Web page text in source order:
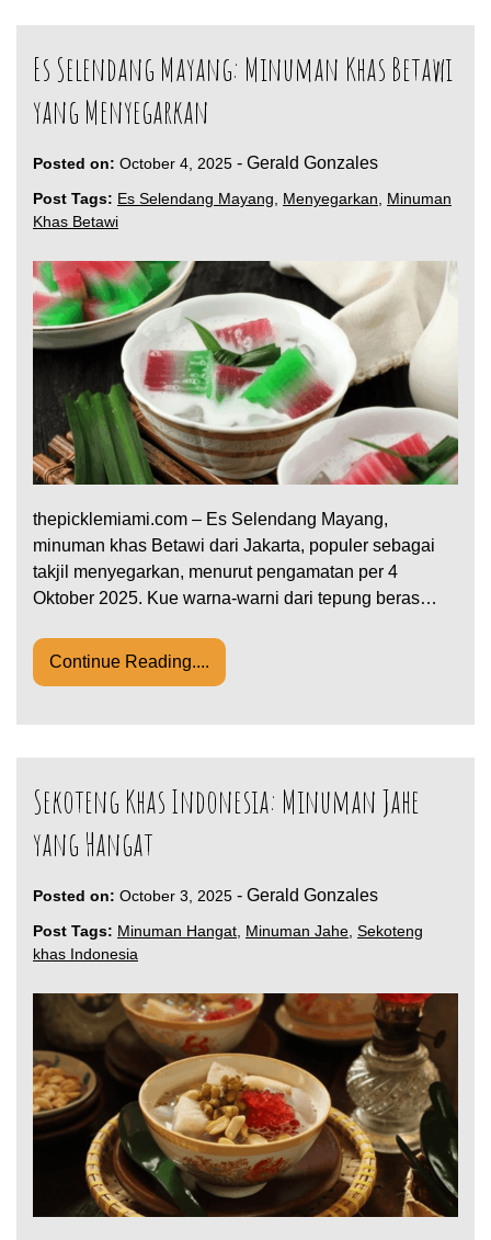
Es Selendang Mayang: Minuman Khas Betawi
yang Menyegarkan
Posted on: October 4, 2025 - Gerald Gonzales
Post Tags: Es Selendang Mayang, Menyegarkan, Minuman
Khas Betawi
thepicklemiami.com – Es Selendang Mayang,
minuman khas Betawi dari Jakarta, populer sebagai
takjil menyegarkan, menurut pengamatan per 4
Oktober 2025. Kue warna-warni dari tepung beras…
Continue Reading....
Sekoteng Khas Indonesia: Minuman Jahe
yang Hangat
Posted on: October 3, 2025 - Gerald Gonzales
Post Tags: Minuman Hangat Minuman Jahe Sekoteng
khas Indonesia